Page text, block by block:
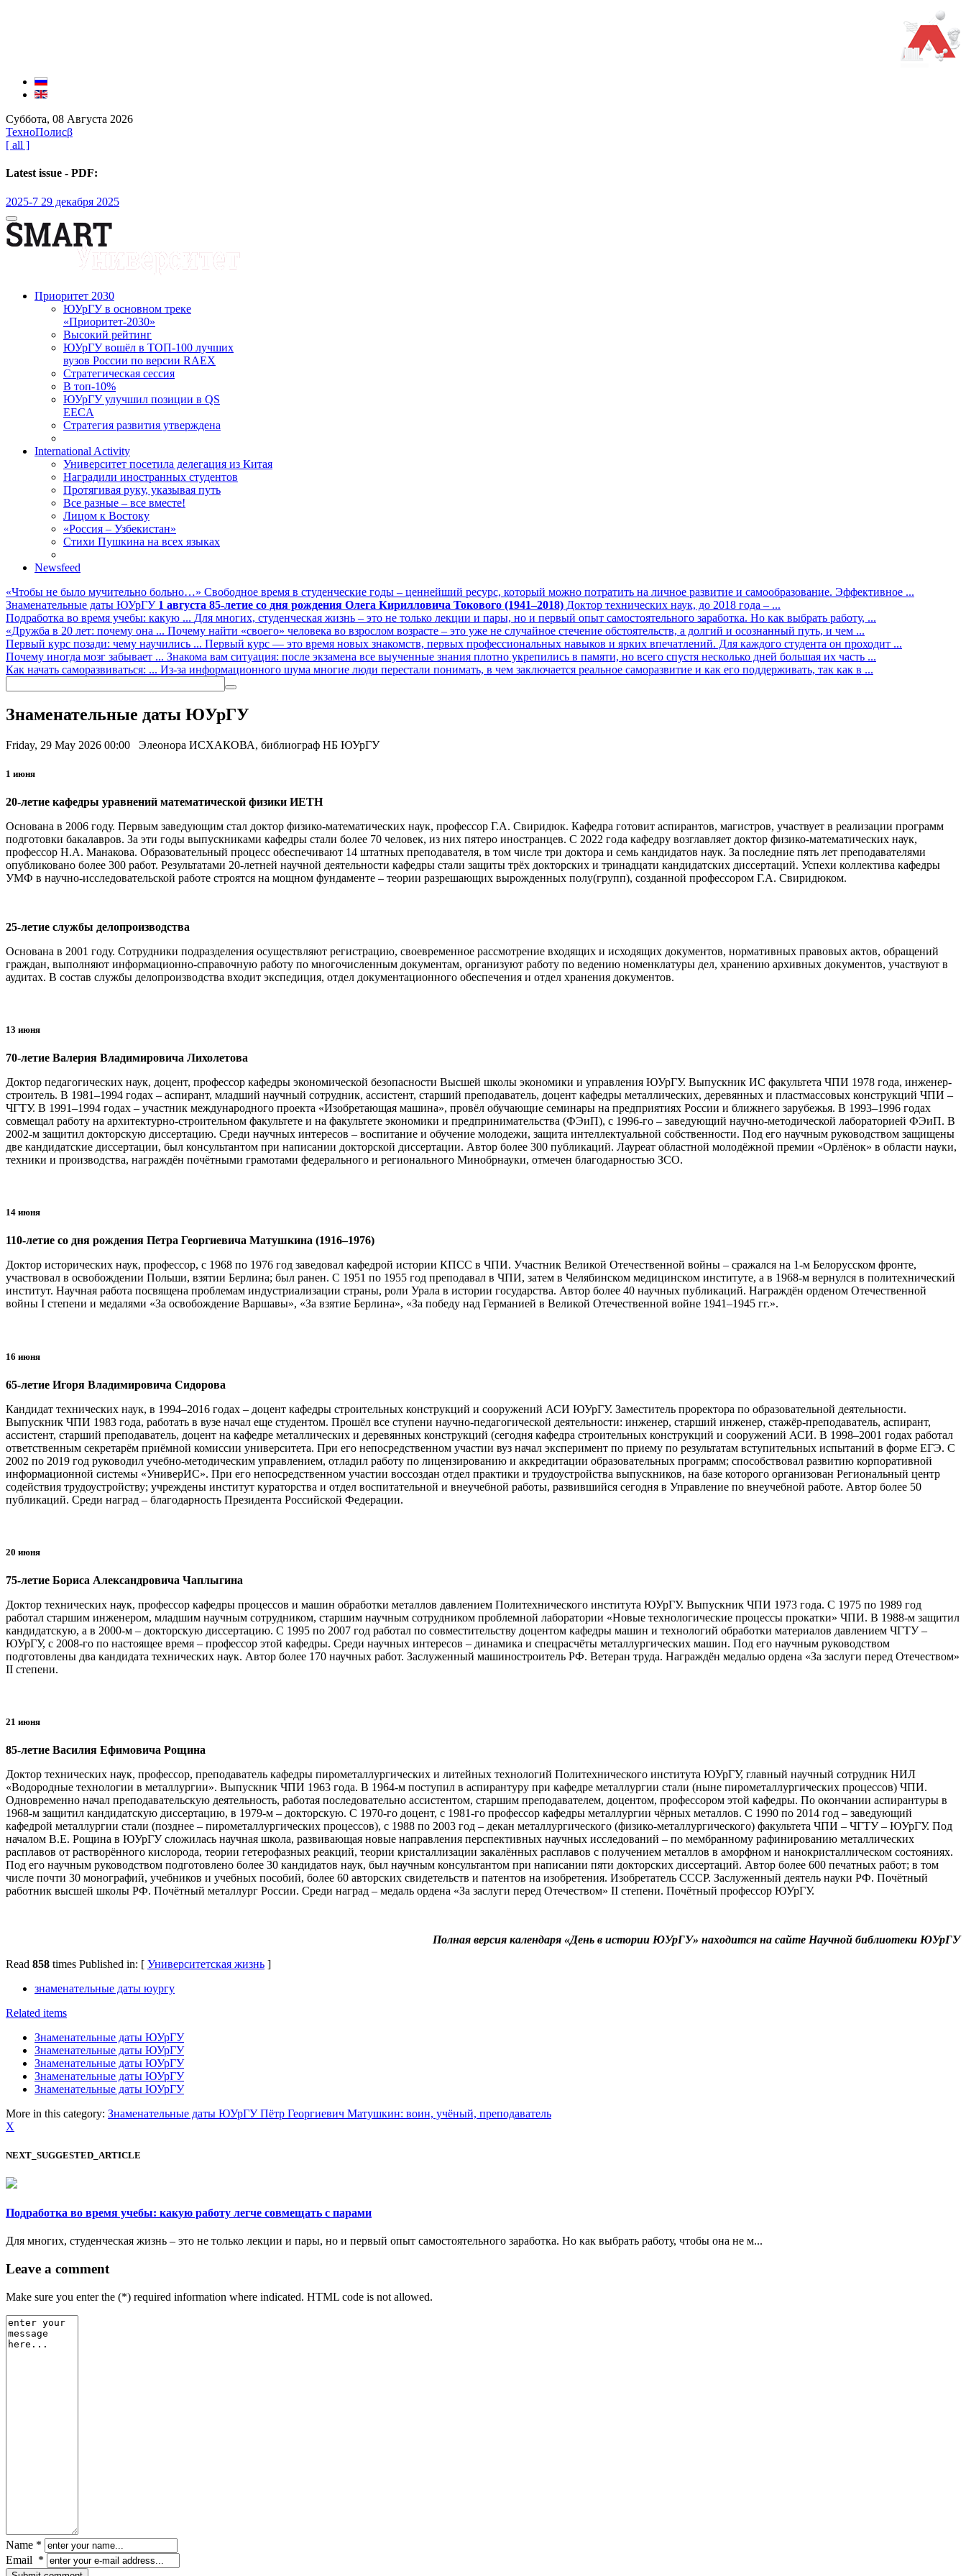
Суббота, 08 Августа 2026
ТехноПолисβ
[ all ]
Latest issue - PDF:
2025-7 29 декабря 2025
Приоритет 2030
ЮУрГУ в основном треке
«Приоритет-2030»
Высокий рейтинг
ЮУрГУ вошёл в ТОП-100 лучших
вузов России по версии RAEX
Стратегическая сессия
В топ-10%
ЮУрГУ улучшил позиции в QS
EECA
Стратегия развития утверждена
International Activity
Университет посетила делегация из Китая
Наградили иностранных студентов
Протягивая руку, указывая путь
Все разные – все вместе!
Лицом к Востоку
«Россия – Узбекистан»
Стихи Пушкина на всех языках
Newsfeed
«Чтобы не было мучительно больно…» Свободное время в студенческие годы – ценнейший ресурс, который можно потратить на личное развитие и самообразование. Эффективное ...
Знаменательные даты ЮУрГУ 1 августа 85-летие со дня рождения Олега Кирилловича Токового (1941–2018) Доктор технических наук, до 2018 года – ...
Подработка во время учебы: какую ... Для многих, студенческая жизнь – это не только лекции и пары, но и первый опыт самостоятельного заработка. Но как выбрать работу, ...
«Дружба в 20 лет: почему она ... Почему найти «своего» человека во взрослом возрасте – это уже не случайное стечение обстоятельств, а долгий и осознанный путь, и чем ...
Первый курс позади: чему научились ... Первый курс — это время новых знакомств, первых профессиональных навыков и ярких впечатлений. Для каждого студента он проходит ...
Почему иногда мозг забывает ... Знакома вам ситуация: после экзамена все выученные знания плотно укрепились в памяти, но всего спустя несколько дней большая их часть ...
Как начать саморазвиваться: ... Из-за информационного шума многие люди перестали понимать, в чем заключается реальное саморазвитие и как его поддерживать, так как в ...
Знаменательные даты ЮУрГУ
Friday, 29 May 2026 00:00 Элеонора ИСХАКОВА, библиограф НБ ЮУрГУ
1 июня
20-летие кафедры уравнений математической физики ИЕТН
Основана в 2006 году. Первым заведующим стал доктор физико-математических наук, профессор Г.А. Свиридюк. Кафедра готовит аспирантов, магистров, участвует в реализации программ
подготовки бакалавров. За эти годы выпускниками кафедры стали более 70 человек, из них пятеро иностранцев. С 2022 года кафедру возглавляет доктор физико-математических наук,
профессор Н.А. Манакова. Образовательный процесс обеспечивают 14 штатных преподавателя, в том числе три доктора и семь кандидатов наук. За последние пять лет преподавателями
опубликовано более 300 работ. Результатами 20-летней научной деятельности кафедры стали защиты трёх докторских и тринадцати кандидатских диссертаций. Успехи коллектива кафедры
УМФ в научно-исследовательской работе строятся на мощном фундаменте – теории разрешающих вырожденных полу(групп), созданной профессором Г.А. Свиридюком.
25-летие службы делопроизводства
Основана в 2001 году. Сотрудники подразделения осуществляют регистрацию, своевременное рассмотрение входящих и исходящих документов, нормативных правовых актов, обращений
граждан, выполняют информационно-справочную работу по многочисленным документам, организуют работу по ведению номенклатуры дел, хранению архивных документов, участвуют в
аудитах. В состав службы делопроизводства входит экспедиция, отдел документационного обеспечения и отдел хранения документов.
13 июня
70-летие Валерия Владимировича Лихолетова
Доктор педагогических наук, доцент, профессор кафедры экономической безопасности Высшей школы экономики и управления ЮУрГУ. Выпускник ИС факультета ЧПИ 1978 года, инженер-
строитель. В 1981–1994 годах – аспирант, младший научный сотрудник, ассистент, старший преподаватель, доцент кафедры металлических, деревянных и пластмассовых конструкций ЧПИ –
ЧГТУ. В 1991–1994 годах – участник международного проекта «Изобретающая машина», провёл обучающие семинары на предприятиях России и ближнего зарубежья. В 1993–1996 годах
совмещал работу на архитектурно-строительном факультете и на факультете экономики и предпринимательства (ФЭиП), с 1996-го – заведующий научно-методической лабораторией ФЭиП. В
2002-м защитил докторскую диссертацию. Среди научных интересов – воспитание и обучение молодежи, защита интеллектуальной собственности. Под его научным руководством защищены
две кандидатские диссертации, был консультантом при написании докторской диссертации. Автор более 300 публикаций. Лауреат областной молодёжной премии «Орлёнок» в области науки,
техники и производства, награждён почётными грамотами федерального и регионального Минобрнауки, отмечен благодарностью ЗСО.
14 июня
110-летие со дня рождения Петра Георгиевича Матушкина (1916–1976)
Доктор исторических наук, профессор, с 1968 по 1976 год заведовал кафедрой истории КПСС в ЧПИ. Участник Великой Отечественной войны – сражался на 1-м Белорусском фронте,
участвовал в освобождении Польши, взятии Берлина; был ранен. С 1951 по 1955 год преподавал в ЧПИ, затем в Челябинском медицинском институте, а в 1968-м вернулся в политехнический
институт. Научная работа посвящена проблемам индустриализации страны, роли Урала в истории государства. Автор более 40 научных публикаций. Награждён орденом Отечественной
войны I степени и медалями «За освобождение Варшавы», «За взятие Берлина», «За победу над Германией в Великой Отечественной войне 1941–1945 гг.».
16 июня
65-летие Игоря Владимировича Сидорова
Кандидат технических наук, в 1994–2016 годах – доцент кафедры строительных конструкций и сооружений АСИ ЮУрГУ. Заместитель проректора по образовательной деятельности.
Выпускник ЧПИ 1983 года, работать в вузе начал еще студентом. Прошёл все ступени научно-педагогической деятельности: инженер, старший инженер, стажёр-преподаватель, аспирант,
ассистент, старший преподаватель, доцент на кафедре металлических и деревянных конструкций (сегодня кафедра строительных конструкций и сооружений АСИ. В 1998–2001 годах работал
ответственным секретарём приёмной комиссии университета. При его непосредственном участии вуз начал эксперимент по приему по результатам вступительных испытаний в форме ЕГЭ. С
2002 по 2019 год руководил учебно-методическим управлением, отладил работу по лицензированию и аккредитации образовательных программ; способствовал развитию корпоративной
информационной системы «УниверИС». При его непосредственном участии воссоздан отдел практики и трудоустройства выпускников, на базе которого организован Региональный центр
содействия трудоустройству; учреждены институт кураторства и отдел воспитательной и внеучебной работы, развившийся сегодня в Управление по внеучебной работе. Автор более 50
публикаций. Среди наград – благодарность Президента Российской Федерации.
20 июня
75-летие Бориса Александровича Чаплыгина
Доктор технических наук, профессор кафедры процессов и машин обработки металлов давлением Политехнического института ЮУрГУ. Выпускник ЧПИ 1973 года. С 1975 по 1989 год
работал старшим инженером, младшим научным сотрудником, старшим научным сотрудником проблемной лаборатории «Новые технологические процессы прокатки» ЧПИ. В 1988-м защитил
кандидатскую, а в 2000-м – докторскую диссертацию. С 1995 по 2007 год работал по совместительству доцентом кафедры машин и технологий обработки материалов давлением ЧГТУ –
ЮУрГУ, с 2008-го по настоящее время – профессор этой кафедры. Среди научных интересов – динамика и спецрасчёты металлургических машин. Под его научным руководством
подготовлены два кандидата технических наук. Автор более 170 научных работ. Заслуженный машиностроитель РФ. Ветеран труда. Награждён медалью ордена «За заслуги перед Отечеством»
II степени.
21 июня
85-летие Василия Ефимовича Рощина
Доктор технических наук, профессор, преподаватель кафедры пирометаллургических и литейных технологий Политехнического института ЮУрГУ, главный научный сотрудник НИЛ
«Водородные технологии в металлургии». Выпускник ЧПИ 1963 года. В 1964-м поступил в аспирантуру при кафедре металлургии стали (ныне пирометаллургических процессов) ЧПИ.
Одновременно начал преподавательскую деятельность, работая последовательно ассистентом, старшим преподавателем, доцентом, профессором этой кафедры. По окончании аспирантуры в
1968-м защитил кандидатскую диссертацию, в 1979-м – докторскую. С 1970-го доцент, с 1981-го профессор кафедры металлургии чёрных металлов. С 1990 по 2014 год – заведующий
кафедрой металлургии стали (позднее – пирометаллургических процессов), с 1988 по 2003 год – декан металлургического (физико-металлургического) факультета ЧПИ – ЧГТУ – ЮУрГУ. Под
началом В.Е. Рощина в ЮУрГУ сложилась научная школа, развивающая новые направления перспективных научных исследований – по мембранному рафинированию металлических
расплавов от растворённого кислорода, теории гетерофазных реакций, теории кристаллизации закалённых расплавов с получением металлов в аморфном и нанокристаллическом состояниях.
Под его научным руководством подготовлено более 30 кандидатов наук, был научным консультантом при написании пяти докторских диссертаций. Автор более 600 печатных работ; в том
числе почти 30 монографий, учебников и учебных пособий, более 60 авторских свидетельств и патентов на изобретения. Изобретатель СССР. Заслуженный деятель науки РФ. Почётный
работник высшей школы РФ. Почётный металлург России. Среди наград – медаль ордена «За заслуги перед Отечеством» II степени. Почётный профессор ЮУрГУ.
Полная версия календаря «День в истории ЮУрГУ» находится на сайте Научной библиотеки ЮУрГУ
Read 858 times Published in: [ Университетская жизнь ]
знаменательные даты юургу
Related items
Знаменательные даты ЮУрГУ
Знаменательные даты ЮУрГУ
Знаменательные даты ЮУрГУ
Знаменательные даты ЮУрГУ
Знаменательные даты ЮУрГУ
More in this category: Знаменательные даты ЮУрГУПётр Георгиевич Матушкин: воин, учёный, преподаватель
X
NEXT_SUGGESTED_ARTICLE
Подработка во время учебы: какую работу легче совмещать с парами
Для многих, студенческая жизнь – это не только лекции и пары, но и первый опыт самостоятельного заработка. Но как выбрать работу, чтобы она не м...
Leave a comment
Make sure you enter the (*) required information where indicated. HTML code is not allowed.
Name *
Email *